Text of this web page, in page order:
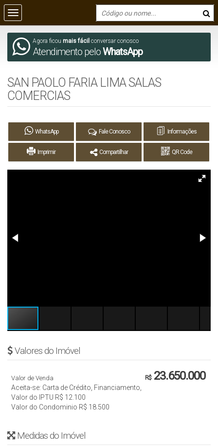
Agora ficou mais fácil conversar conosco
Atendimento peloWhatsApp
SAN PAOLO FARIA LIMA SALAS
COMERCIAS
WhatsApp Fale Conosco Informações
Imprimir Compartilhar QR Code
Valores do Imóvel
R$23.650.000
Valor de Venda
Aceita-se: Carta de Crédito, Financiamento,
Valor do IPTU R$ 12.100
Valor do Condominio R$ 18.500
Medidas do Imóvel